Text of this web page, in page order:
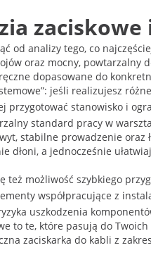
od analizy tego, co
oraz mocny, powtarzalny
dopasowane do
jeśli realizujesz
przygotować stanowisko i
standard pracy w
stabilne prowadzenie
dłoni, a jednocześnie
też możliwość szybkiego
współpracujące z
uszkodzenia
to te, które pasują do
zaciskarka do kabli z